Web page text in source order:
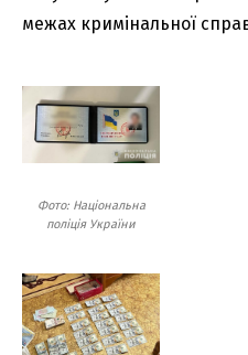
межах кримінальної
Фото: Національна
поліція України